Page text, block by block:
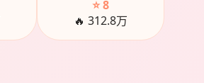
⭐ 8
🔥 312.8万